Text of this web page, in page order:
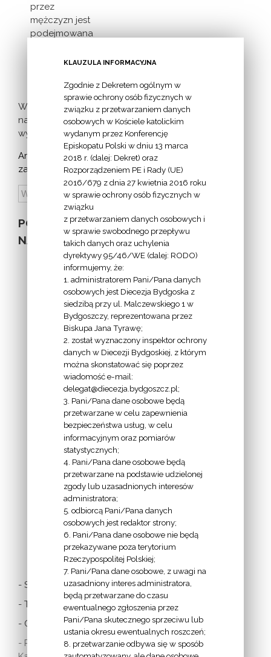
przez
mężczyzn jest
podejmowana
milczącej [...]
Więcej
nadchodzących
wydarzeń >
Archiwum
zapowiedzi:
POZOSTAŁE
NA STRONIE
INFORMACJE
Z
EKAI.PL:
INFORMACJE
EPISKOPATU
POLSKI:
LINKI
- Stolica Apostolska
- Twitter Papieża
- Czytania z dnia
- Polska Misja
KLAUZULA INFORMACYJNA
Zgodnie z Dekretem ogólnym w
sprawie ochrony osób fizycznych w
związku z przetwarzaniem danych
osobowych w Kościele katolickim
wydanym przez Konferencję
Episkopatu Polski w dniu 13 marca
2018 r. (dalej: Dekret) oraz
Rozporządzeniem PE i Rady (UE)
2016/679 z dnia 27 kwietnia 2016 roku
w sprawie ochrony osób fizycznych w
związku
z przetwarzaniem danych osobowych i
w sprawie swobodnego przepływu
takich danych oraz uchylenia
dyrektywy 95/46/WE (dalej: RODO)
informujemy, że:
1. administratorem Pani/Pana danych
osobowych jest Diecezja Bydgoska z
siedzibą przy ul. Malczewskiego 1 w
Bydgoszczy, reprezentowana przez
Biskupa Jana Tyrawę;
2. został wyznaczony inspektor ochrony
danych w Diecezji Bydgoskiej, z którym
można skonstatować się poprzez
wiadomość e-mail:
delegat@diecezja.bydgoszcz.pl;
3. Pani/Pana dane osobowe będą
przetwarzane w celu zapewnienia
bezpieczeństwa usług, w celu
informacyjnym oraz pomiarów
statystycznych;
4. Pani/Pana dane osobowe będą
przetwarzane na podstawie udzielonej
zgody lub uzasadnionych interesów
administratora;
5. odbiorcą Pani/Pana danych
osobowych jest redaktor strony;
6. Pani/Pana dane osobowe nie będą
przekazywane poza terytorium
Rzeczypospolitej Polskiej;
7. Pani/Pana dane osobowe, z uwagi na
uzasadniony interes administratora,
będą przetwarzane do czasu
ewentualnego zgłoszenia przez
Pani/Pana skutecznego sprzeciwu lub
ustania okresu ewentualnych roszczeń;
8. przetwarzanie odbywa się w sposób